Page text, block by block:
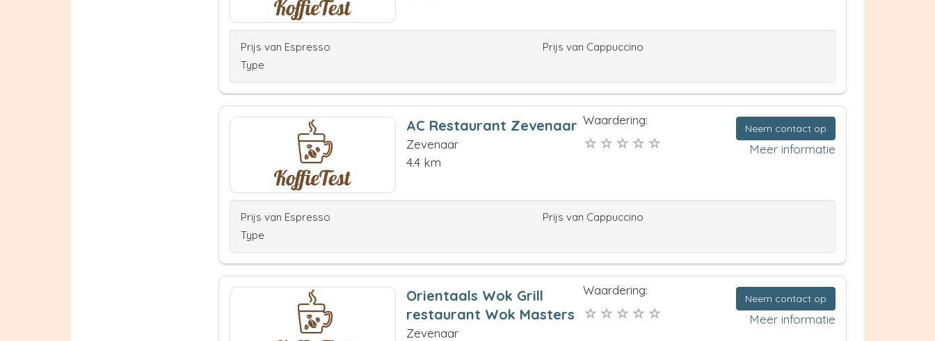
Prijs van Espresso
Prijs van Cappuccino
Type
AC Restaurant Zevenaar
Zevenaar
4.4 km
Waardering:
Neem contact op
Meer informatie
Prijs van Espresso
Prijs van Cappuccino
Type
Orientaals Wok Grill
restaurant Wok Masters
Zevenaar
Waardering:
Neem contact op
Meer informatie